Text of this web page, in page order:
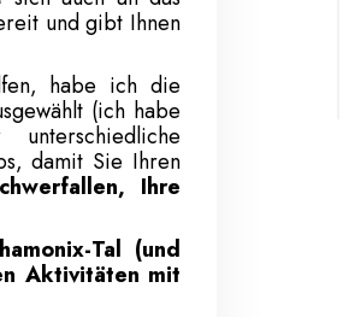
und gibt Ihnen
habe ich die
(ich habe
damit Sie Ihren
Ihre
Tal (und
Aktivitäten mit